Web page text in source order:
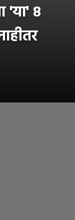
'या' ८